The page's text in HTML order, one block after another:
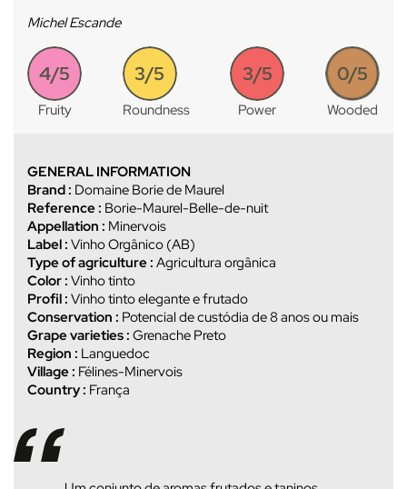
Michel Escande
4/5
Fruity
3/5
Roundness
3/5
Power
0/5
Wooded
GENERAL INFORMATION
Brand : Domaine Borie de Maurel
Reference : Borie-Maurel-Belle-de-nuit
Appellation : Minervois
Label : Vinho Orgânico (AB)
Type of agriculture : Agricultura orgânica
Color : Vinho tinto
Profil : Vinho tinto elegante e frutado
Conservation : Potencial de custódia de 8 anos ou mais
Grape varieties : Grenache Preto
Region : Languedoc
Village : Félines-Minervois
Country : França